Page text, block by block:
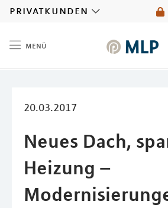
privatkunden
menü
20.03.2017
Neues Dach,
Heizung –